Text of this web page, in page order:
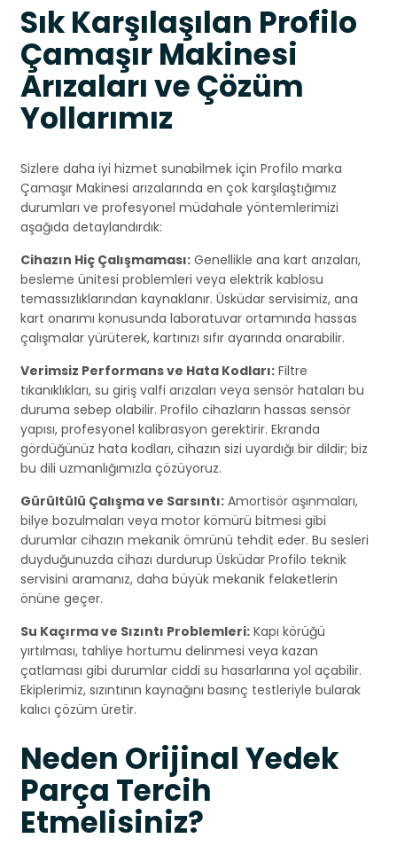
Sık Karşılaşılan Profilo
Çamaşır Makinesi
Arızaları ve Çözüm
Yollarımız
Sizlere daha iyi hizmet sunabilmek için Profilo marka
Çamaşır Makinesi arızalarında en çok karşılaştığımız
durumları ve profesyonel müdahale yöntemlerimizi
aşağıda detaylandırdık:
Cihazın Hiç Çalışmaması: Genellikle ana kart arızaları,
besleme ünitesi problemleri veya elektrik kablosu
temassızlıklarından kaynaklanır. Üsküdar servisimiz, ana
kart onarımı konusunda laboratuvar ortamında hassas
çalışmalar yürüterek, kartınızı sıfır ayarında onarabilir.
Verimsiz Performans ve Hata Kodları: Filtre
tıkanıklıkları, su giriş valfi arızaları veya sensör hataları bu
duruma sebep olabilir. Profilo cihazların hassas sensör
yapısı, profesyonel kalibrasyon gerektirir. Ekranda
gördüğünüz hata kodları, cihazın sizi uyardığı bir dildir; biz
bu dili uzmanlığımızla çözüyoruz.
Gürültülü Çalışma ve Sarsıntı: Amortisör aşınmaları,
bilye bozulmaları veya motor kömürü bitmesi gibi
durumlar cihazın mekanik ömrünü tehdit eder. Bu sesleri
duyduğunuzda cihazı durdurup Üsküdar Profilo teknik
servisini aramanız, daha büyük mekanik felaketlerin
önüne geçer.
Su Kaçırma ve Sızıntı Problemleri: Kapı körüğü
yırtılması, tahliye hortumu delinmesi veya kazan
çatlaması gibi durumlar ciddi su hasarlarına yol açabilir.
Ekiplerimiz, sızıntının kaynağını basınç testleriyle bularak
kalıcı çözüm üretir.
Neden Orijinal Yedek
Parça Tercih
Etmelisiniz?